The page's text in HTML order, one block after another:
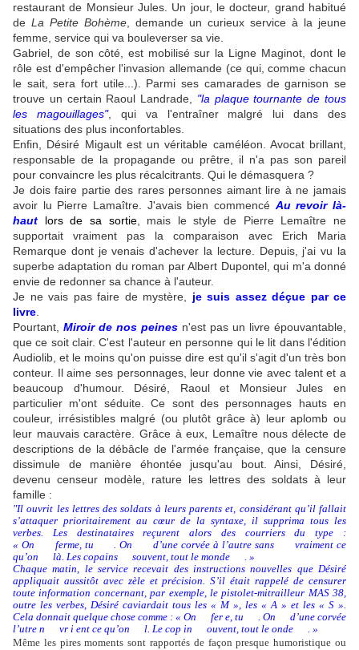
restaurant de Monsieur Jules. Un jour, le docteur, grand habitué
de La Petite Bohème , demande un curieux service à la jeune
femme, service qui va bouleverser sa vie.
Gabriel, de son côté, est mobilisé sur la Ligne Maginot, dont le
rôle est d'empêcher l'invasion allemande (ce qui, comme chacun
le sait, sera fort utile...). Parmi ses camarades de garnison se
trouve un certain Raoul Landrade, "la plaque tournante de tous
les magouillages", qui va l'entraîner malgré lui dans des
situations des plus inconfortables.
Enfin, Désiré Migault est un véritable caméléon. Avocat brillant,
responsable de la propagande ou prêtre, il n'a pas son pareil
pour convaincre les plus récalcitrants. Qui le démasquera ?
Je dois faire partie des rares personnes aimant lire à ne jamais
avoir lu Pierre Lamaître. J'avais bien commencé Au revoir là-
haut lors de sa sortie, mais le style de Pierre Lemaître ne
supportait vraiment pas la comparaison avec Erich Maria
Remarque dont je venais d'achever la lecture. Depuis, j'ai vu la
superbe adaptation du roman par Albert Dupontel, qui m'a donné
envie de redonner sa chance à l'auteur.
Je ne vais pas faire de mystère, je suis assez déçue par ce
livre
Pourtant, Miroir de nos peines n'est pas un livre épouvantable,
que ce soit clair. C'est l'auteur en personne qui le lit dans l'édition
Audiolib, et le moins qu'on puisse dire est qu'il s'agit d'un très bon
conteur. Il aime ses personnages, leur donne vie avec talent et a
beaucoup d'humour. Désiré, Raoul et Monsieur Jules en
particulier m'ont séduite. Ce sont des personnages hauts en
couleur, irrésistibles malgré (ou plutôt grâce à) leur aplomb ou
leur mauvais caractère. Grâce à eux, Lemaître nous délecte de
descriptions de la débâcle de l'armée française, que la censure
dissimule de manière éhontée jusqu'au bout. Ainsi, Désiré,
devenu censeur modèle, rature les lettres des soldats à leur
famille :
"Il ouvrit les lettres des soldats à leurs parents et, considérant qu’il fallait
s’attaquer prioritairement au cœur de la syntaxe, il supprima tous les
verbes. Les destinataires reçurent alors des courriers du type :
« On ferme, tu . On d’une corvée à l’autre sans vraiment ce
qu’on là. Les copains souvent, tout le monde . »
Chaque matin, le service recevait des instructions nouvelles que Désiré
appliquait aussitôt avec zèle et précision. S’il était rappelé de censurer
toute information concernant, par exemple, le pistolet-mitrailleur MAS 38,
outre les verbes, Désiré caviardait tous les « M », les « A » et les « S ».
Cela donnait quelque chose comme : « On fer e, tu . On d’une corvée
l’utre n vr i ent ce qu’on l. Le cop in ouvent, tout le onde . »
Même les pires moments sont rapportés de façon presque humoristique ou